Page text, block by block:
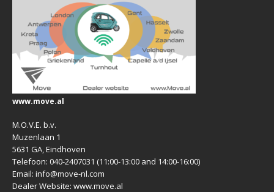
www.move.al
M.O.V.E. b.v.
Muzenlaan 1
5631 GA, Eindhoven
Telefoon: 040-2407031 (11:00-13:00 and 14:00-16:00)
Email: info@move-nl.com
Dealer Website: www.move.al